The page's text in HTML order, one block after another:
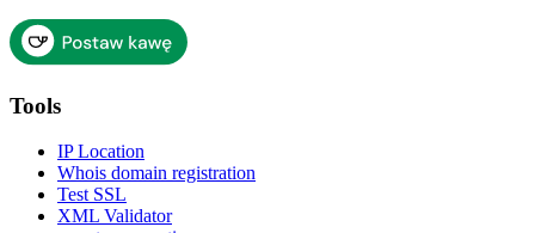
Tools
IP Location
Whois domain registration
Test SSL
XML Validator